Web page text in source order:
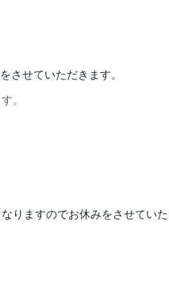
させていただきます。
。
りますのでお休みをさせていた